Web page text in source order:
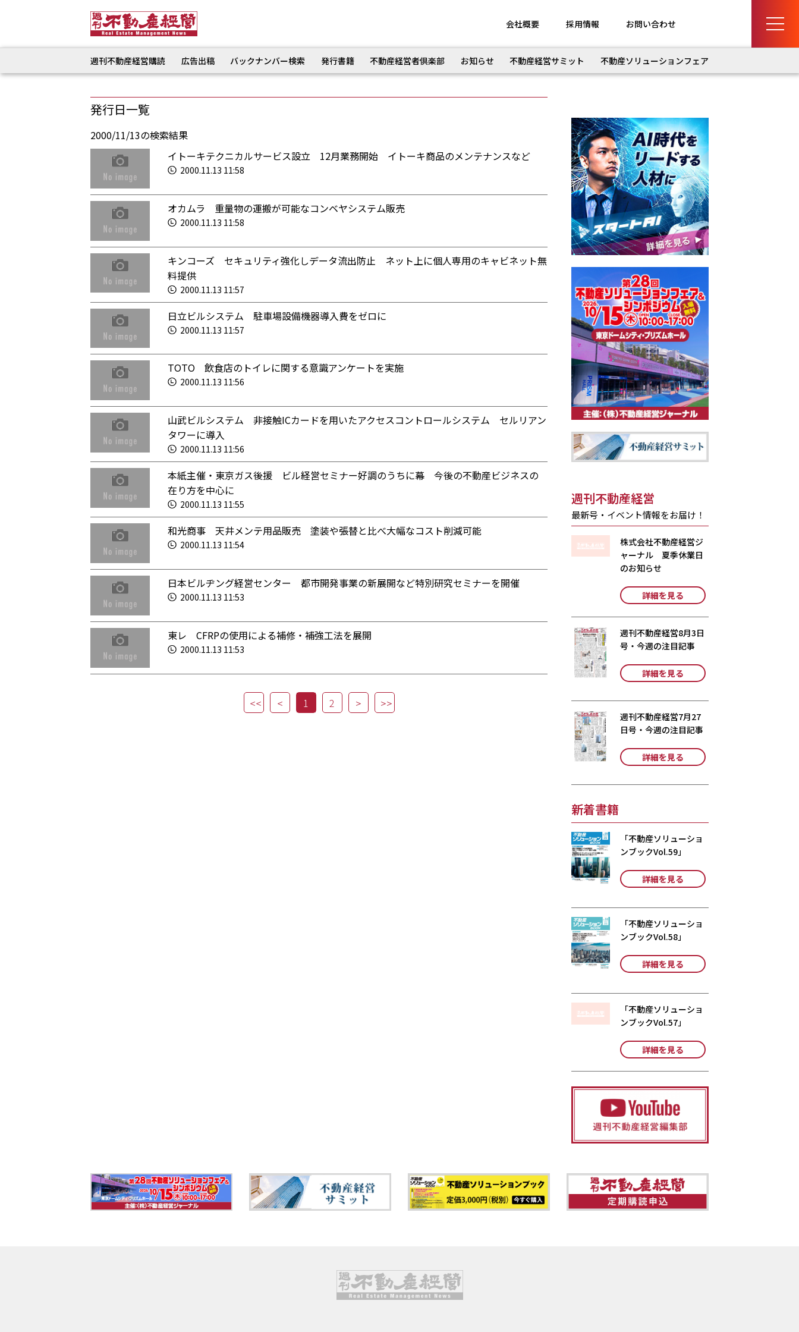
会社概要 採用情報 お問い合わせ
週刊不動産経営購読 広告出稿 バックナンバー検索 発行書籍 不動産経営者倶楽部 お知らせ 不動産経営サミット 不動産ソリューションフェア
発行日一覧
2000/11/13の検索結果
イトーキテクニカルサービス設立 12月業務開始 イトーキ商品のメンテナンスなど
2000.11.13 11:58
オカムラ 重量物の運搬が可能なコンベヤシステム販売
2000.11.13 11:58
キンコーズ セキュリティ強化しデータ流出防止 ネット上に個人専用のキャビネット無
料提供
2000.11.13 11:57
日立ビルシステム 駐車場設備機器導入費をゼロに
2000.11.13 11:57
TOTO 飲食店のトイレに関する意識アンケートを実施
2000.11.13 11:56
山武ビルシステム 非接触ICカードを用いたアクセスコントロールシステム セルリアン
タワーに導入
2000.11.13 11:56
本紙主催・東京ガス後援 ビル経営セミナー好調のうちに幕 今後の不動産ビジネスの
在り方を中心に
2000.11.13 11:55
和光商事 天井メンテ用品販売 塗装や張替と比べ大幅なコスト削減可能
2000.11.13 11:54
日本ビルヂング経営センター 都市開発事業の新展開など特別研究セミナーを開催
2000.11.13 11:53
東レ CFRPの使用による補修・補強工法を展開
2000.11.13 11:53
1 2
週刊不動産経営
最新号・イベント情報をお届け！
株式会社不動産経営ジ
ャーナル 夏季休業日
のお知らせ
詳細を見る
週刊不動産経営8月3日
号・今週の注目記事
詳細を見る
週刊不動産経営7月27
日号・今週の注目記事
詳細を見る
新着書籍
「不動産ソリューショ
ンブックVol.59」
詳細を見る
「不動産ソリューショ
ンブックVol.58」
詳細を見る
「不動産ソリューショ
ンブックVol.57」
詳細を見る